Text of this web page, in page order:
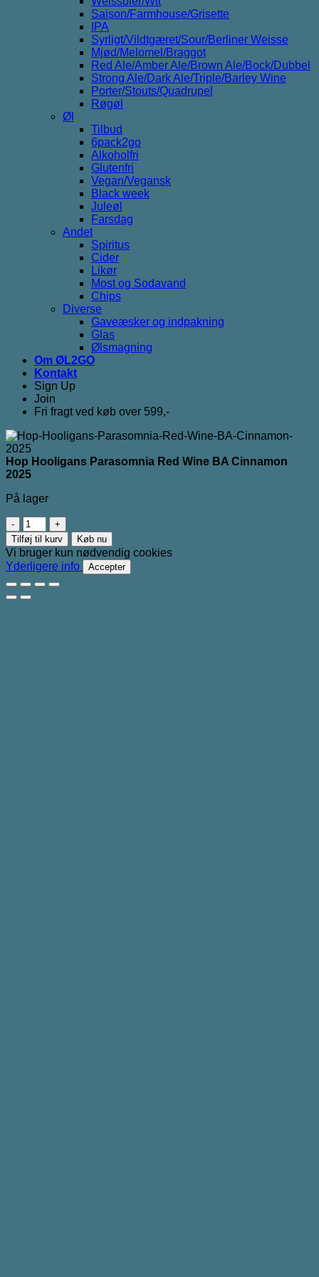
Saison/Farmhouse/Grisette
IPA
Syrligt/Vildtgæret/Sour/Berliner Weisse
Mjød/Melomel/Braggot
Red Ale/Amber Ale/Brown Ale/Bock/Dubbel
Strong Ale/Dark Ale/Triple/Barley Wine
Porter/Stouts/Quadrupel
Røgøl
Øl
Tilbud
6pack2go
Alkoholfri
Glutenfri
Vegan/Vegansk
Black week
Juleøl
Farsdag
Andet
Spiritus
Cider
Likør
Most og Sodavand
Chips
Diverse
Gaveæsker og indpakning
Glas
Ølsmagning
Om ØL2GO
Kontakt
Sign Up
Join
Fri fragt ved køb over 599,-
Hop Hooligans Parasomnia Red Wine BA Cinnamon
2025
På lager
Hop
Hooligans
Parasomnia
Red
Wine
BA
Cinnamon
Tilføj til kurv Køb nu
Vi bruger kun nødvendig cookies
Yderligere info
Accepter